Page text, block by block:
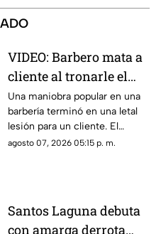
VIDEO: Barbero mata a
cliente al tronarle el
cuello mientras le
cortaba el cabello
Una maniobra popular en una
barbería terminó en una letal
lesión para un cliente. El
momento quedó registrado
agosto 07, 2026 05:15 p. m.
Santos Laguna debuta
con amarga derrota